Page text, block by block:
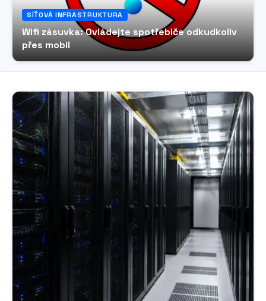
SÍŤOVÁ INFRASTRUKTURA
Wifi zásuvka: Ovládejte spotřebiče odkudkoliv
přes mobil